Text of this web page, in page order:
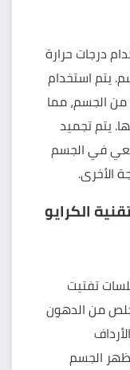
درجات حرارة
يتم استخدام
الجسم، مما
يتم تجميد
في الجسم
الأخرى.
الكرايو
تفتيت
من الدهون
الجسم